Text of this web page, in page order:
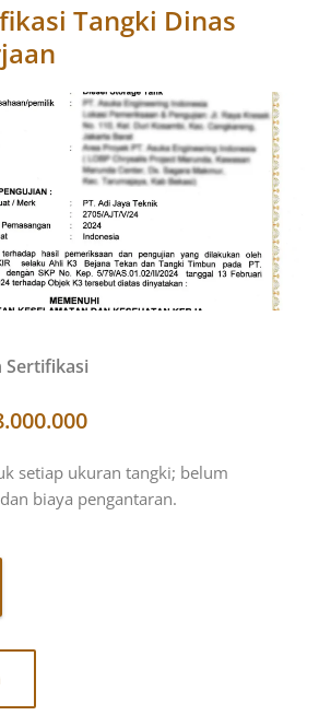
Tangki Dinas
Sertifikasi
setiap ukuran tangki; belum
biaya pengantaran.